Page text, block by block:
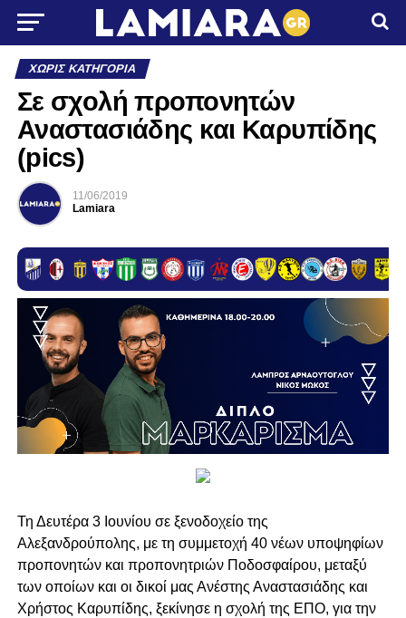
ΧΩΡΊΣ ΚΑΤΗΓΟΡΊΑ
Σε σχολή προπονητών
Αναστασιάδης και Καρυπίδης
(pics)
11/06/2019
Lamiara
Τη Δευτέρα 3 Ιουνίου σε ξενοδοχείο της
Αλεξανδρούπολης, με τη συμμετοχή 40 νέων υποψηφίων
προπονητών και προπονητριών Ποδοσφαίρου, μεταξύ
των οποίων και οι δικοί μας Ανέστης Αναστασιάδης και
Χρήστος Καρυπίδης, ξεκίνησε η σχολή της ΕΠΟ, για την